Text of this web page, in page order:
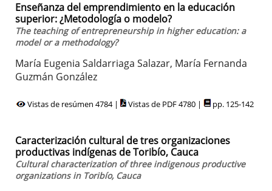
Enseñanza del emprendimiento en la educación
superior: ¿Metodología o modelo?
The teaching of entrepreneurship in higher education: a
model or a methodology?
María Eugenia Saldarriaga Salazar, María Fernanda
Guzmán González
Vistas de resúmen 4784 | Vistas de PDF 4780 | pp. 125-142
Caracterización cultural de tres organizaciones
productivas indígenas de Toribío, Cauca
Cultural characterization of three indigenous productive
organizations in Toribío, Cauca